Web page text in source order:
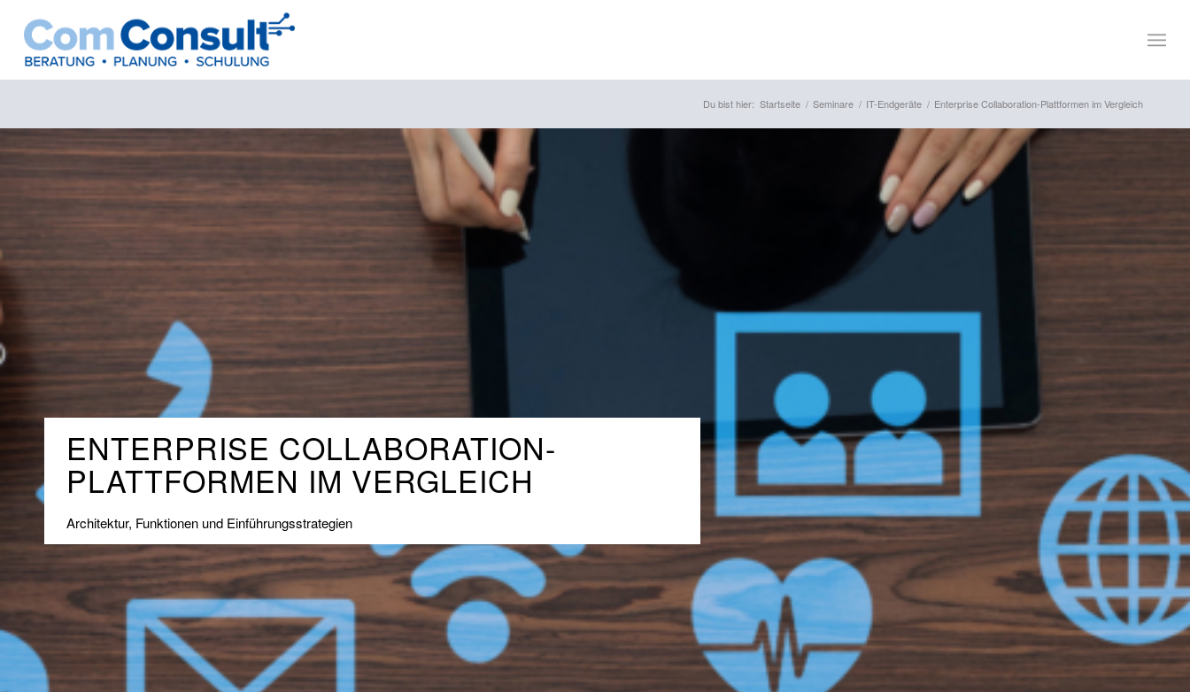
Du bist hier: Startseite / Seminare / IT-Endgeräte / Enterprise Collaboration-Plattformen im Vergleich
ENTERPRISE COLLABORATION-
PLATTFORMEN IM VERGLEICH
Architektur, Funktionen und Einführungsstrategien